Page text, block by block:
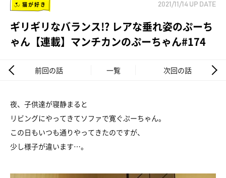
猫が好き 2021/11/14 UP DATE
ギリギリなバランス!? レアな垂れ姿のぷーち
ゃん【連載】マンチカンのぷーちゃん#174
前回の話 一覧 次回の話
夜、子供達が寝静まると
リビングにやってきてソファで寛ぐぷーちゃん。
この日もいつも通りやってきたのですが、
少し様子が違います…。